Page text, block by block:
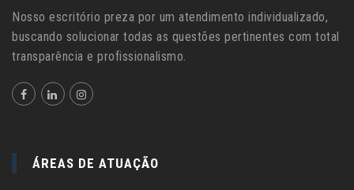
Nosso escritório preza por um atendimento individualizado,
buscando solucionar todas as questões pertinentes com total
transparência e profissionalismo.
ÁREAS DE ATUAÇÃO